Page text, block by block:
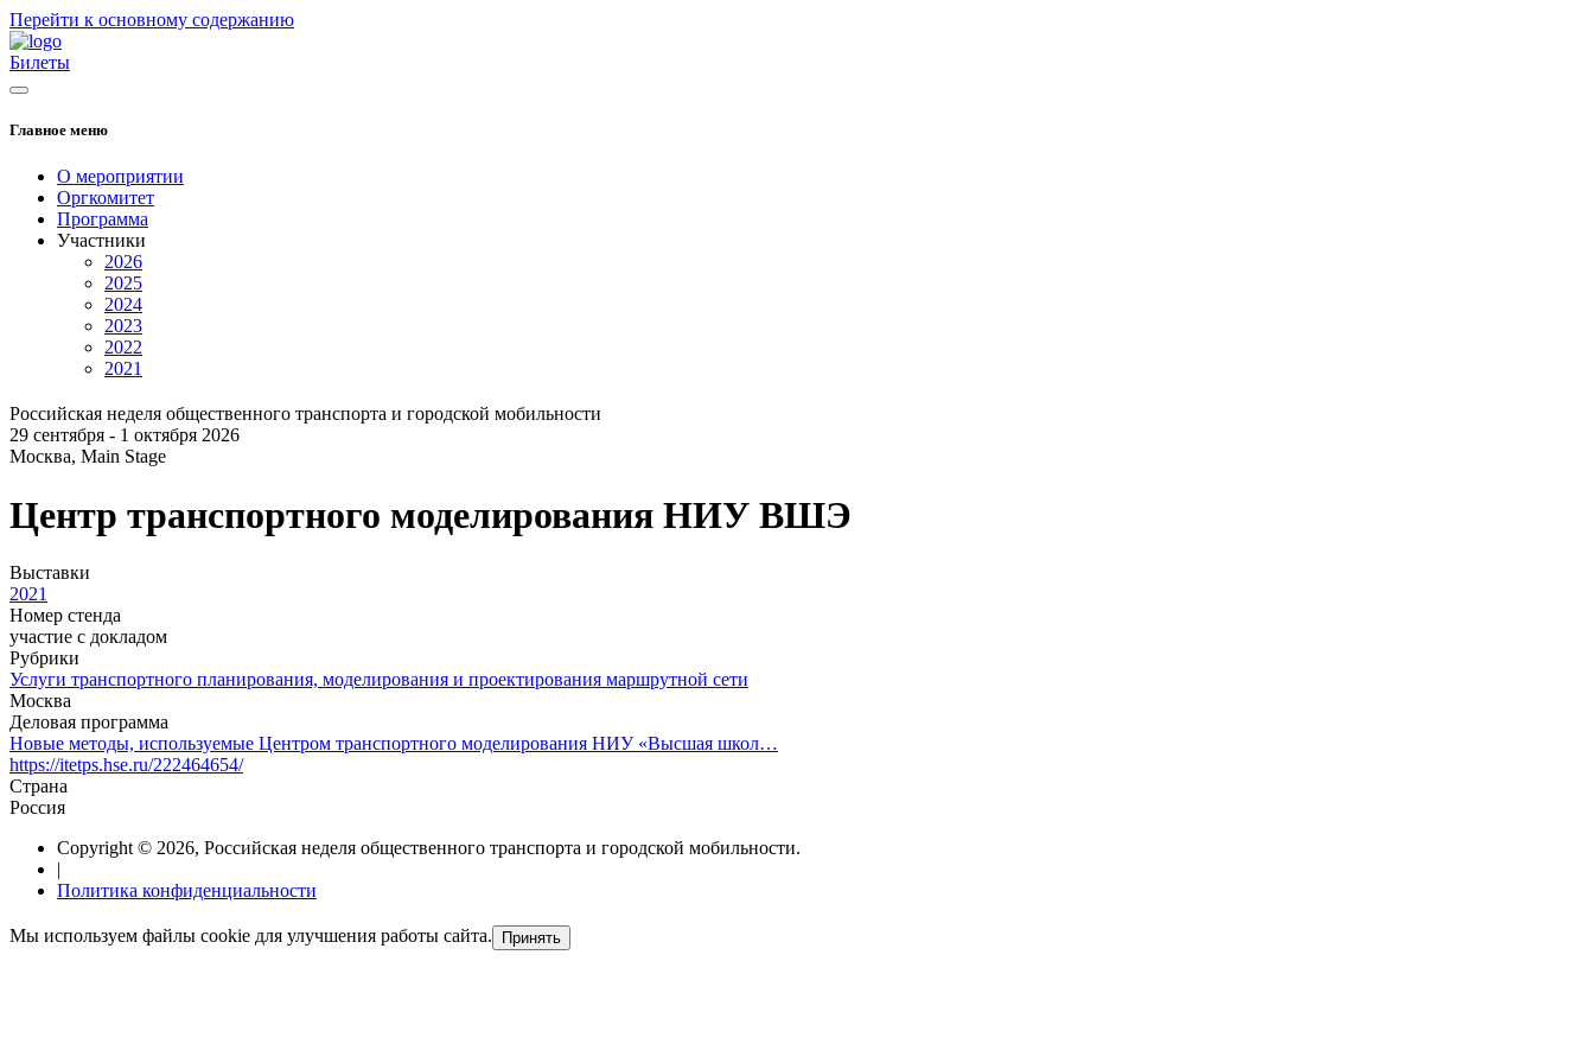
Перейти к основному содержанию
Билеты
Главное меню
О мероприятии
Оргкомитет
Программа
Участники
2026
2025
2024
2023
2022
2021
Российская неделя общественного транспорта и городской мобильности
29 сентября - 1 октября 2026
Москва, Main Stage
Центр транспортного моделирования НИУ ВШЭ
Выставки
2021
Номер стенда
участие с докладом
Рубрики
Услуги транспортного планирования, моделирования и проектирования маршрутной сети
Москва
Деловая программа
Новые методы, используемые Центром транспортного моделирования НИУ «Высшая школ…
https://itetps.hse.ru/222464654/
Страна
Россия
Copyright © 2026, Российская неделя общественного транспорта и городской мобильности.
|
Политика конфиденциальности
Мы используем файлы cookie для улучшения работы сайта. Принять